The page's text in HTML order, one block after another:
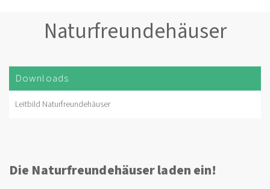
Naturfreundehäuser
Downloads
Leitbild Naturfreundehäuser
Die Naturfreundehäuser laden ein!